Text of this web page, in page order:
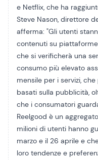
e Netflix, che ha
Steve Nason, direttore
afferma: "Gli utenti
contenuti su
che si verificherà una
consumo più elevato
mensile per i servizi,
basati sulla pubblicità,
che i consumatori
Reelgood è un
milioni di utenti hanno
marzo e il 26 aprile e
loro tendenze e